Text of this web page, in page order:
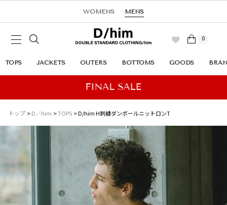
WOMENS MENS
0
TOPS JACKETS OUTERS BOTTOMS GOODS
トップ D／him TOPS D/him H刺繍ダンボールニットロンT